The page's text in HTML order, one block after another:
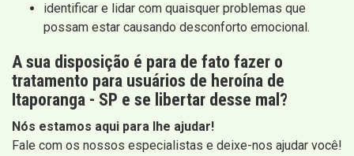
identificar e lidar com quaisquer problemas que
possam estar causando desconforto emocional.
A sua disposição é para de fato fazer o
tratamento para usuários de heroína de
Itaporanga - SP e se libertar desse mal?
Nós estamos aqui para lhe ajudar!
Fale com os nossos especialistas e deixe-nos ajudar você!